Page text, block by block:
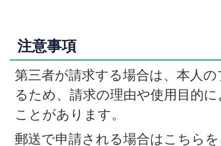
注意事項
第三者が請求する場合は、本人
るため、請求の理由や使用目的
ことがあります。
郵送で申請される場合はこちら